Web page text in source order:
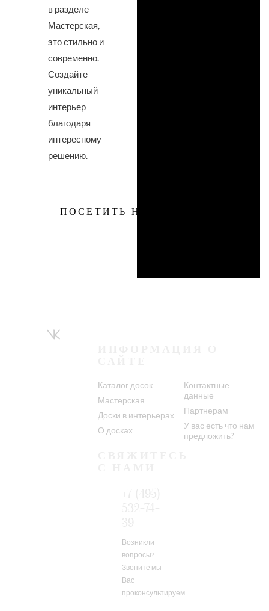
в разделе
Мастерская,
это стильно и
современно.
Создайте
уникальный
интерьер
благодаря
интересному
решению.
ПОСЕТИТЬ НАС
Каталог досок
Мастерская
Доски в интерьерах
О досках
Контактные
данные
Партнерам
У вас есть что нам
предложить?
Возникли
вопросы?
Звоните мы
Вас
проконсультируем